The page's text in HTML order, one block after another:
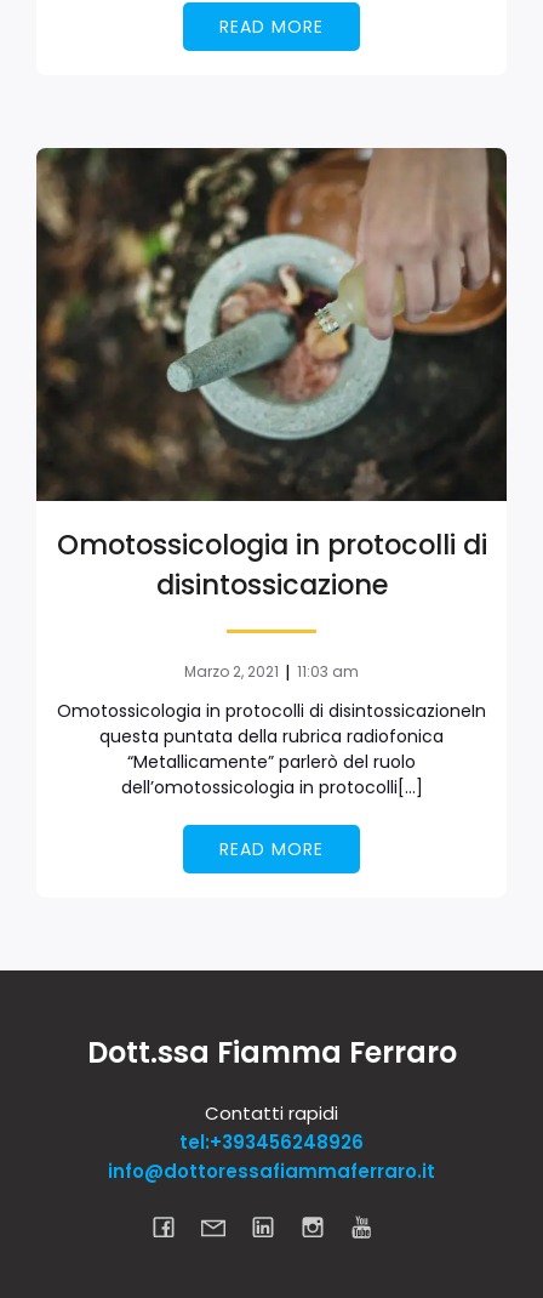
READ MORE
Omotossicologia in protocolli di
disintossicazione
Marzo 2, 2021 | 11:03 am
Omotossicologia in protocolli di disintossicazioneIn
questa puntata della rubrica radiofonica
“Metallicamente” parlerò del ruolo
dell’omotossicologia in protocolli[…]
READ MORE
Dott.ssa Fiamma Ferraro
Contatti rapidi
tel:+393456248926
info@dottoressafiammaferraro.it